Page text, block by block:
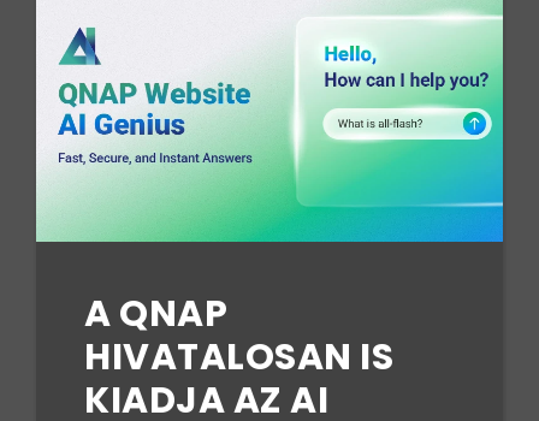
A QNAP
HIVATALOSAN IS
KIADJA AZ AI